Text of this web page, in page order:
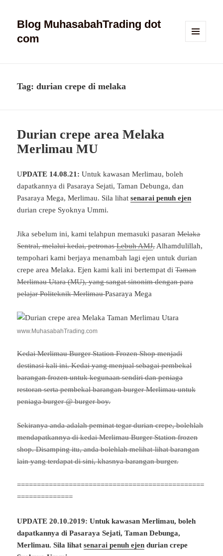
Blog MuhasabahTrading dot
com
Tag:durian crepe di melaka
Durian crepe area Melaka
Merlimau MU
UPDATE 14.08.21: Untuk kawasan Merlimau, boleh
dapatkannya di Pasaraya Sejati, Taman Debunga, dan
Pasaraya Mega, Merlimau. Sila lihatsenarai penuh ejen
durian crepe Syoknya Ummi.
Jika sebelum ini, kami telahpun memasuki pasaranMelaka
Sentral, melalui kedai,petronasLebuh AMJ,Alhamdulillah,
tempohari kami berjaya menambah lagi ejen untuk durian
crepe area Melaka. Ejen kami kali ini bertempat diTaman
Merlimau Utara (MU), yang sangat sinonim dengan para
pelajar Politeknik MerlimauPasaraya Mega
www.MuhasabahTrading.com
Kedai Merlimau Burger Station Frozen Shop menjadi
destinasi kali ini. Kedai yang menjual sebagai pembekal
barangan frozen untuk kegunaan sendiri dan peniaga
restoran serta pembekal barangan burger Merlimau untuk
peniaga burger @ burger boy.
Sekiranya anda adalah peminat tegar durian crepe, bolehlah
mendapatkannya di kedaiMerlimau Burger Station frozen
shop.Disamping itu, anda bolehlah melihat-lihat barangan
lain yang terdapat di sini, khasnya barangan burger.
===============================================
==============
UPDATE 20.10.2019: Untuk kawasan Merlimau, boleh
dapatkannya di Pasaraya Sejati, Taman Debunga,
Merlimau. Sila lihatsenarai penuh ejen durian crepe